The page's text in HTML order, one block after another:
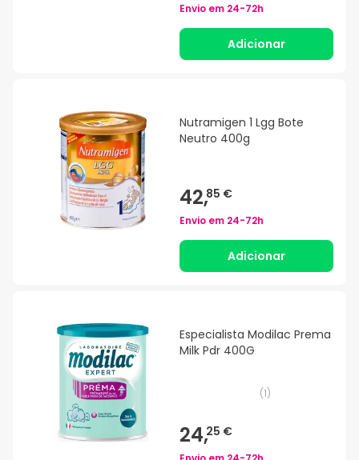
Envio em 24-72h
Adicionar
Nutramigen 1 Lgg Bote
Neutro 400g
42,85 €
Envio em 24-72h
Adicionar
Especialista Modilac Prema
Milk Pdr 400G
(1)
24,25 €